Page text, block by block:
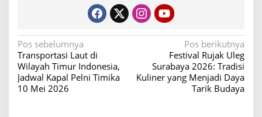
N
a
v
i
Pos sebelumnya
Transportasi Laut di
Wilayah Timur Indonesia,
Jadwal Kapal Pelni Timika
10 Mei 2026
Pos berikutnya
Festival Rujak Uleg
Surabaya 2026: Tradisi
Kuliner yang Menjadi Daya
Tarik Budaya